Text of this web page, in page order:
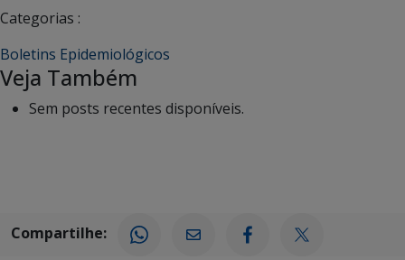
Categorias :
Boletins Epidemiológicos
Veja Também
Sem posts recentes disponíveis.
Compartilhe: